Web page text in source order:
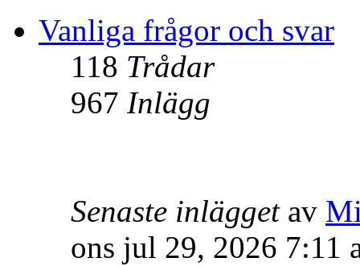
Vanliga frågor och svar
118 Trådar
967 Inlägg
Senaste inläggetav
ons jul 29, 2026 7:11